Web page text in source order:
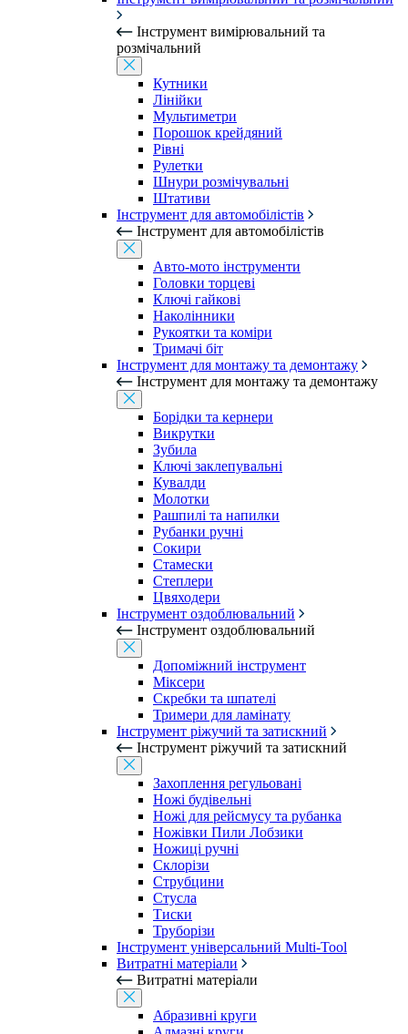
Інструмент вимірювальний та
розмічальний
Кутники
Лінійки
Мультиметри
Порошок крейдяний
Рівні
Рулетки
Шнури розмічувальні
Штативи
Інструмент для автомобілістів
Інструмент для автомобілістів
Авто-мото інструменти
Головки торцеві
Ключі гайкові
Наколінники
Рукоятки та коміри
Тримачі біт
Інструмент для монтажу та демонтажу
Інструмент для монтажу та демонтажу
Борідки та кернери
Викрутки
Зубила
Ключі заклепувальні
Кувалди
Молотки
Рашпилі та напилки
Рубанки ручні
Сокири
Стамески
Степлери
Цвяходери
Інструмент оздоблювальний
Інструмент оздоблювальний
Допоміжний інструмент
Міксери
Скребки та шпателі
Тримери для ламінату
Інструмент ріжучий та затискний
Інструмент ріжучий та затискний
Захоплення регульовані
Ножі будівельні
Ножі для рейсмусу та рубанка
Ножівки Пили Лобзики
Ножиці ручні
Склорізи
Струбцини
Стусла
Тиски
Труборізи
Інструмент універсальний Multi-Tool
Витратні матеріали
Витратні матеріали
Абразивні круги